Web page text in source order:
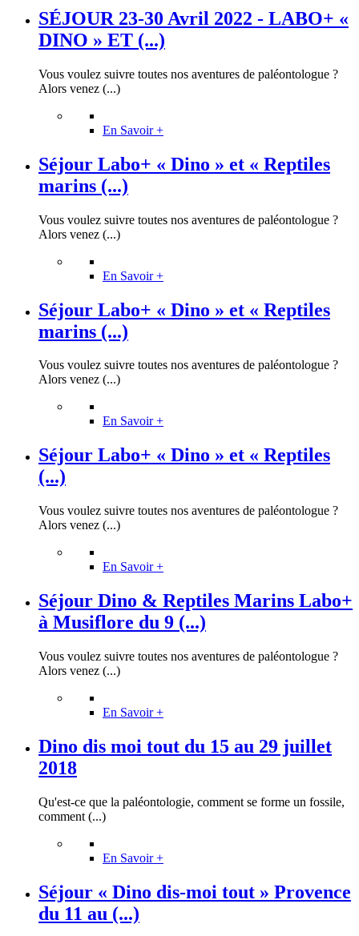
SÉJOUR 23-30 Avril 2022 - LABO+ «
DINO » ET (...)
Vous voulez suivre toutes nos aventures de paléontologue ?
Alors venez (...)
En Savoir +
Séjour Labo+ « Dino » et « Reptiles
marins (...)
Vous voulez suivre toutes nos aventures de paléontologue ?
Alors venez (...)
En Savoir +
Séjour Labo+ « Dino » et « Reptiles
marins (...)
Vous voulez suivre toutes nos aventures de paléontologue ?
Alors venez (...)
En Savoir +
Séjour Labo+ « Dino » et « Reptiles
(...)
Vous voulez suivre toutes nos aventures de paléontologue ?
Alors venez (...)
En Savoir +
Séjour Dino & Reptiles Marins Labo+
à Musiflore du 9 (...)
Vous voulez suivre toutes nos aventures de paléontologue ?
Alors venez (...)
En Savoir +
Dino dis moi tout du 15 au 29 juillet
2018
Qu'est-ce que la paléontologie, comment se forme un fossile,
comment (...)
En Savoir +
Séjour « Dino dis-moi tout » Provence
du 11 au (...)